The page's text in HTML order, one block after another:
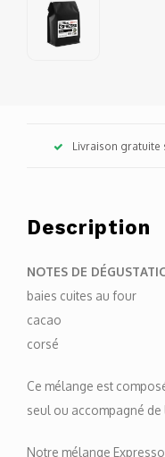
Livraison gratuite
Description
NOTES DE
baies cuites au four
cacao
corsé
Ce mélange est
seul ou accompagné
Notre mélange